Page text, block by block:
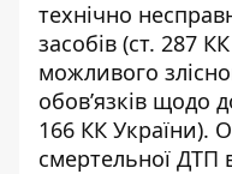
технічно
засобів (ст. 287
можливого
обов’язків щодо
166 КК України).
смертельної ДТП